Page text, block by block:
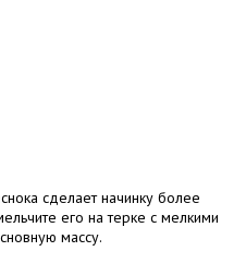
сделает начинку более
его на терке с мелкими
массу.